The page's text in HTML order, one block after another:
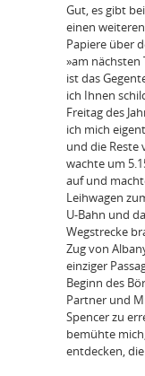
Gut, es gibt
einen weiteren
Papiere über
»am nächsten
ist das
ich Ihnen
Freitag des
ich mich
und die Reste
wachte um
auf und
Leihwagen
U-Bahn und
Wegstrecke
Zug von
einziger
Beginn des
Partner und
Spencer zu
bemühte
entdecken,